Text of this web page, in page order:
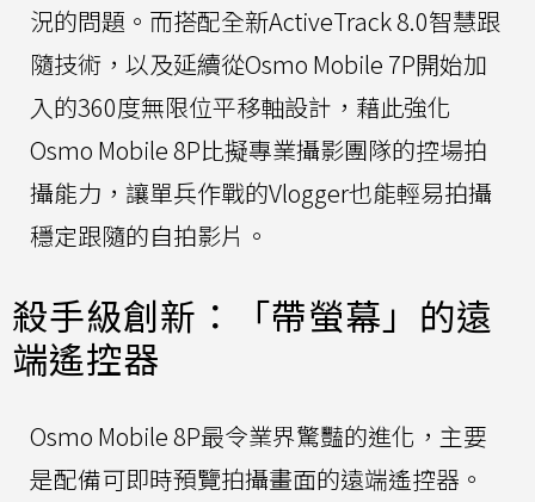
況的問題。而搭配全新ActiveTrack 8.0智慧跟
隨技術，以及延續從Osmo Mobile 7P開始加
入的360度無限位平移軸設計，藉此強化
Osmo Mobile 8P比擬專業攝影團隊的控場拍
攝能力，讓單兵作戰的Vlogger也能輕易拍攝
穩定跟隨的自拍影片。
殺手級創新：「帶螢幕」的遠
端遙控器
Osmo Mobile 8P最令業界驚豔的進化，主要
是配備可即時預覽拍攝畫面的遠端遙控器。